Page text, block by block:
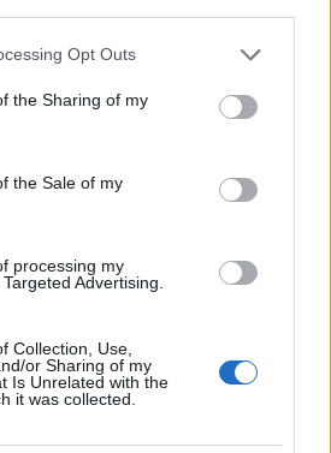
app uses one or more Google
usage behaviour. You may click to
Google and its third-party tags to
specified purposes in below Google
Opt Outs
the Sharing of my
the Sale of my
processing my
Advertising.
Collection, Use,
or Sharing of my
Is Unrelated with the
it was collected.
Amerikájában. A címbéli
az elképzelést jelenti, ami
gyereket szül és
a karrierépítés egyenes út a